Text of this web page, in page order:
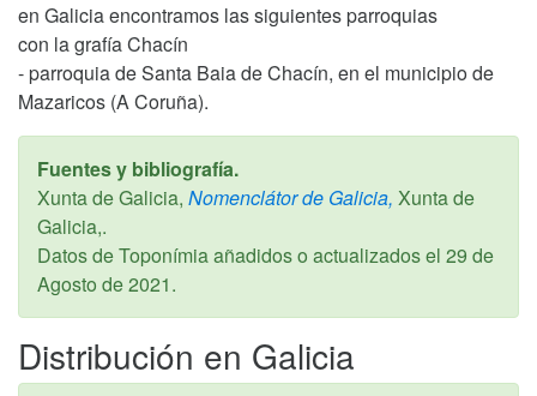
en Galicia encontramos las siguientes parroquias
con la grafía Chacín
- parroquia de Santa Baia de Chacín, en el municipio de
Mazaricos (A Coruña).
Fuentes y bibliografía.
Xunta de Galicia, Nomenclátor de Galicia, Xunta de
Galicia,.
Datos de Toponímia añadidos o actualizados el 29 de
Agosto de 2021.
Distribución en Galicia